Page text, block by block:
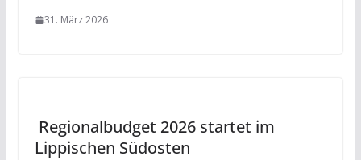
31. März 2026
Regionalbudget 2026 startet im
Lippischen Südosten